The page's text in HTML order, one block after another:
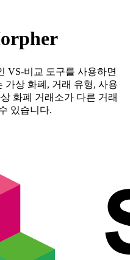
VS-비교 도구를 사용하면
가상 화폐, 거래 유형, 사용
화폐 거래소가 다른 거래
있습니다.